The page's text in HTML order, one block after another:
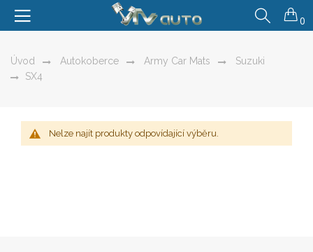
0
Úvod Autokoberce Army Car Mats
Suzuki
SX4
Nelze najít produkty odpovídající výběru.